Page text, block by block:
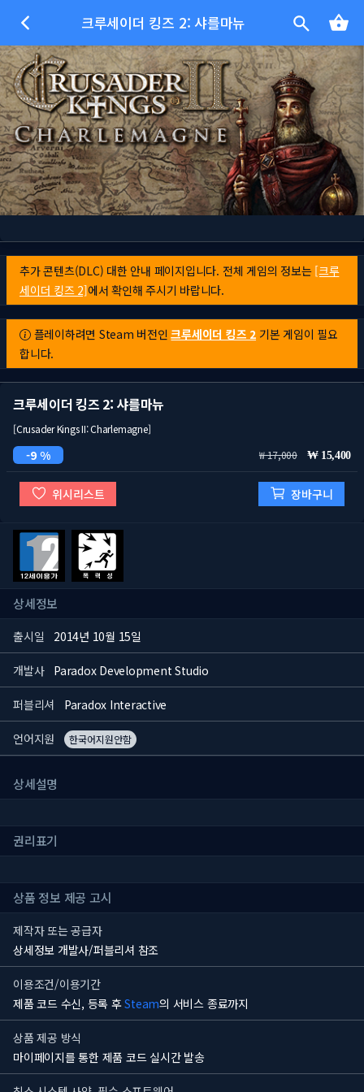
크루세이더 킹즈 2: 샤를마뉴
추가 콘텐츠(DLC) 대한 안내 페이지입니다. 전체 게임의 정보는 [크루
세이더 킹즈 2]에서 확인해 주시기 바랍니다.
플레이하려면 Steam 버전인크루세이더 킹즈 2 기본 게임이 필요
합니다.
크루세이더 킹즈 2: 샤를마뉴
[Crusader Kings II: Charlemagne]
9 % 17,000 15,400
위시리스트 장바구니
상세정보
출시일 2014년 10월 15일
개발사 Paradox Development Studio
퍼블리셔 Paradox Interactive
언어지원 한국어지원안함
상세설명
권리표기
상품 정보 제공 고시
제작자 또는 공급자
상세정보 개발사/퍼블리셔 참조
이용조건/이용기간
제품 코드 수신, 등록 후Steam의 서비스 종료까지
상품 제공 방식
마이페이지를 통한 제품 코드 실시간 발송